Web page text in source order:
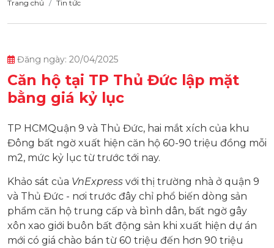
Trang chủ Tin tức
Đăng ngày: 20/04/2025
Căn hộ tại TP Thủ Đức lập mặt
bằng giá kỷ lục
TP HCMQuận 9 và Thủ Đức, hai mắt xích của khu
Đông bất ngờ xuất hiện căn hộ 60-90 triệu đồng mỗi
m2, mức kỷ lục từ trước tới nay.
Khảo sát của VnExpress với thị trường nhà ở quận 9
và Thủ Đức - nơi trước đây chỉ phổ biến dòng sản
phẩm căn hộ trung cấp và bình dân, bất ngờ gây
xôn xao giới buôn bất động sản khi xuất hiện dự án
mới có giá chào bán từ 60 triệu đến hơn 90 triệu